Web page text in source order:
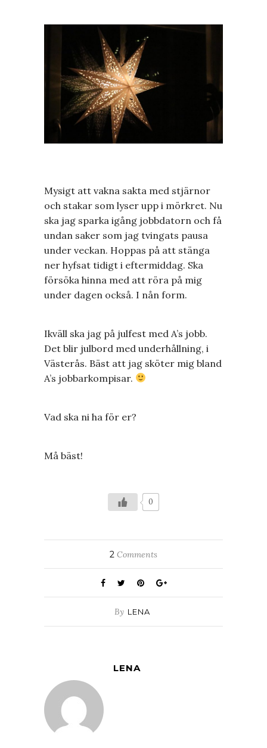
Mysigt att vakna sakta med stjärnor
och stakar som lyser upp i mörkret. Nu
ska jag sparka igång jobbdatorn och få
undan saker som jag tvingats pausa
under veckan. Hoppas på att stänga
ner hyfsat tidigt i eftermiddag. Ska
försöka hinna med att röra på mig
under dagen också. I nån form.
Ikväll ska jag på julfest med A’s jobb.
Det blir julbord med underhållning, i
Västerås. Bäst att jag sköter mig bland
A’s jobbarkompisar.
Vad ska ni ha för er?
Må bäst!
0
2 Comments
By LENA
LENA